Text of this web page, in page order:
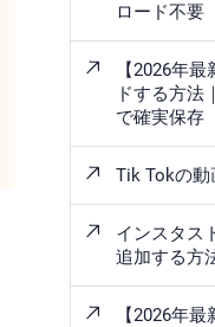
ロード不要
【2026年
ドする方法
で確実保存
Tik Tokの動
インスタス
追加する方
【2026年